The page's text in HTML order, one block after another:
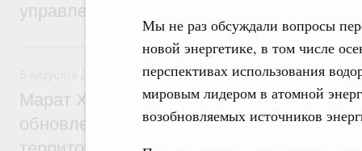
Мы не раз обсуждали вопросы
новой энергетике, в том числе
перспективах использования
мировым лидером в атомной
возобновляемых источников
управления научно-технологическим
Вчера
Жилищно-коммунальное хозяйство
Марат Хуснуллин: Более 4,3 тыс.
обновлено в России при участии Фонда